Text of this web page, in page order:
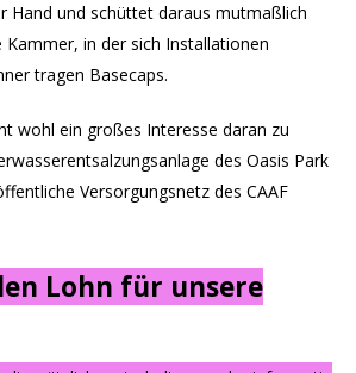
Hand und schüttet daraus mutmaßlich
Kammer, in der sich Installationen
tragen Basecaps.
wohl ein großes Interesse daran zu
des Oasis Park
Versorgungsnetz des CAAF
Lohn für unsere